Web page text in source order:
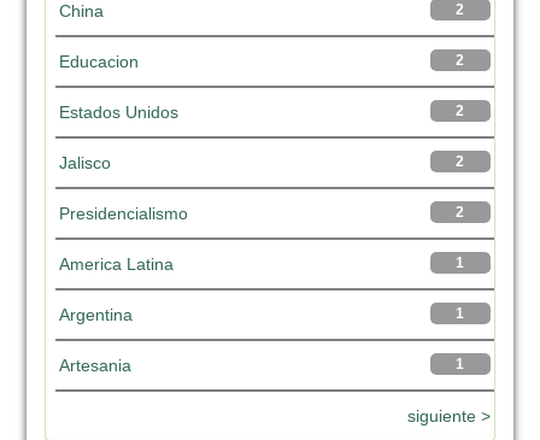
2
China
2
Educacion
2
Estados Unidos
2
Jalisco
2
Presidencialismo
1
America Latina
1
Argentina
1
Artesania
siguiente >